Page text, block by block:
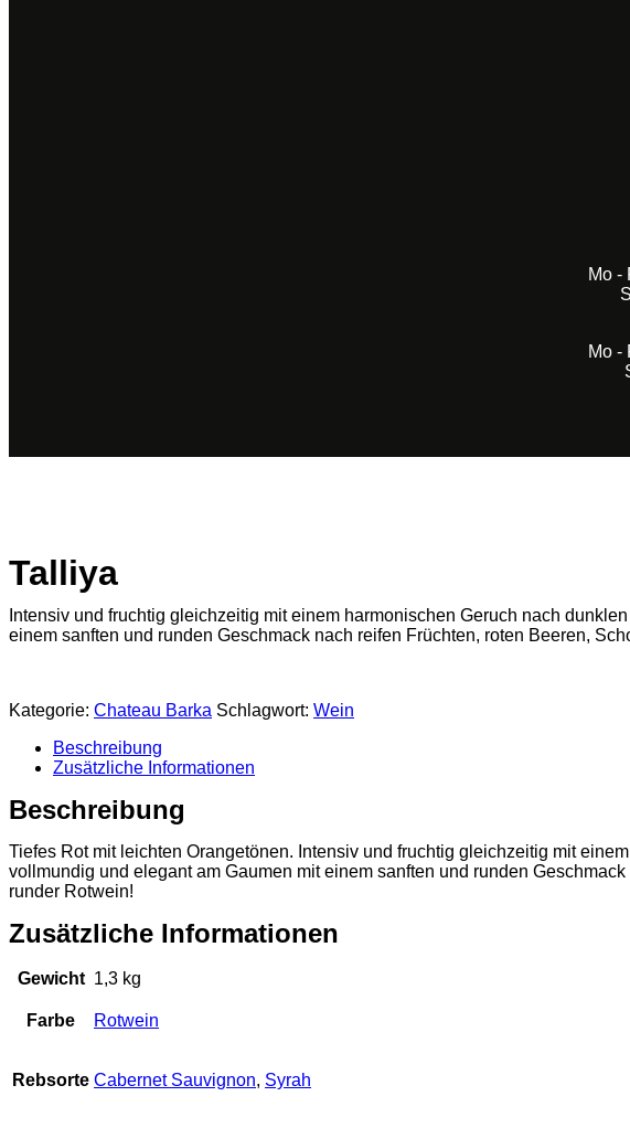
Mo -
Mo -
Talliya
Intensiv und fruchtig gleichzeitig mit einem harmonischen Geruch nach
einem sanften und runden Geschmack nach reifen Früchten, roten Beeren,
Kategorie: Chateau Barka Schlagwort: Wein
Beschreibung
Zusätzliche Informationen
Beschreibung
Tiefes Rot mit leichten Orangetönen. Intensiv und fruchtig gleichzeitig mit
vollmundig und elegant am Gaumen mit einem sanften und runden
runder Rotwein!
Zusätzliche Informationen
Gewicht 1,3 kg
Farbe Rotwein
Rebsorte Cabernet Sauvignon, Syrah